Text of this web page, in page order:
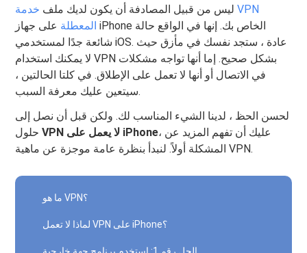
ليس من قبيل المصادفة أن يكون لديك ملف خدمة VPN
المعطلة على جهاز iPhone الخاص بك. إنها في الواقع حالة
شائعة جدًا لمستخدمي iOS. عادة ، ستجد نفسك في مأزق حيث
لا يمكنك استخدام VPN بشكل صحيح. إما أنها تواجه مشكلات
في الاتصال أو أنها لا تعمل على الإطلاق. في كلتا الحالتين ،
سيتعين عليك معرفة السبب.
لحسن الحظ ، لدينا الشيء المناسب لك. ولكن قبل أن نصل إلى
حلول
VPN لا يعمل على iPhone، عليك أن تفهم المزيد عن
المشكلة أولاً. لنبدأ بنظرة عامة موجزة عن ماهية VPN.
ما هو VPN؟
لماذا لا تعمل VPN على iPhone؟